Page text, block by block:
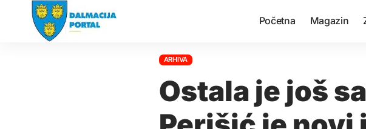
Početna Magazin
ARHIVA
Ostala je još